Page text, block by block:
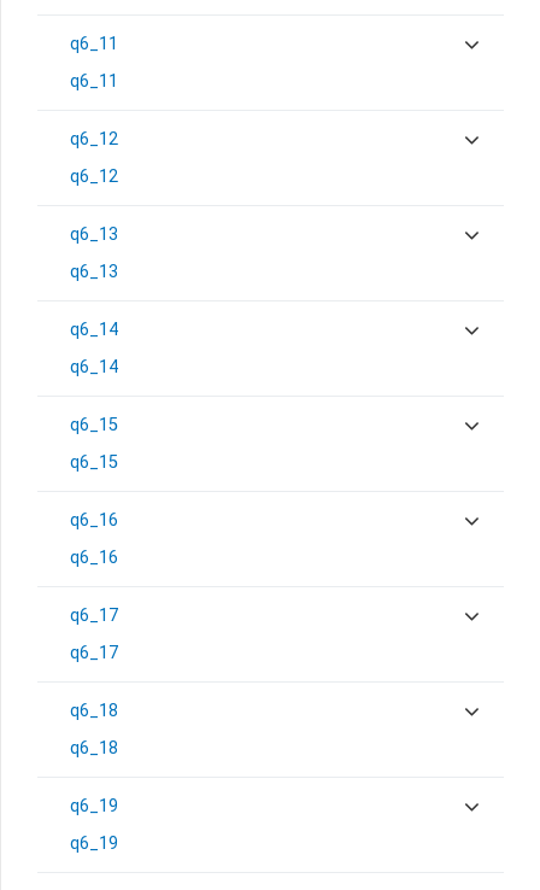
q6_11
q6_11
q6_12
q6_12
q6_13
q6_13
q6_14
q6_14
q6_15
q6_15
q6_16
q6_16
q6_17
q6_17
q6_18
q6_18
q6_19
q6_19